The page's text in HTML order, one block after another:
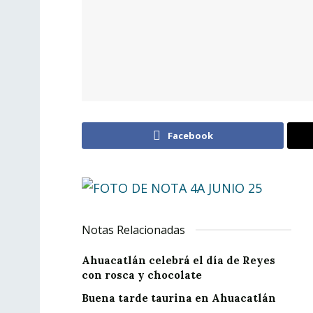
Facebook
Notas Relacionadas
Ahuacatlán celebrá el día de Reyes
con rosca y chocolate
Buena tarde taurina en Ahuacatlán